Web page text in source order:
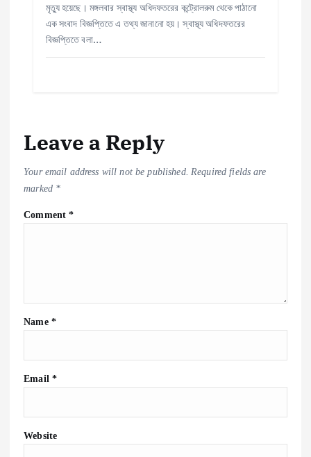
মৃত্যু হয়েছে। মঙ্গলবার স্বাস্থ্য অধিদফতরের কন্ট্রোলরুম থেকে পাঠানো
এক সংবাদ বিজ্ঞপ্তিতে এ তথ্য জানানো হয়। স্বাস্থ্য অধিদফতরের
বিজ্ঞপ্তিতে বলা…
Leave a Reply
Your email address will not be published. Required fields are
marked *
Comment*
Name *
Email *
Website